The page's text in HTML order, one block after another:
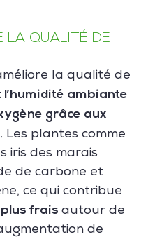
LA QUALITÉ DE
la qualité de
ambiante
grâce aux
. Les plantes comme
iris des marais
de carbone et
ce qui contribue
frais autour de
de